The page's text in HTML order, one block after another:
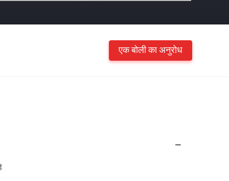
एक बोली का अनुरोध